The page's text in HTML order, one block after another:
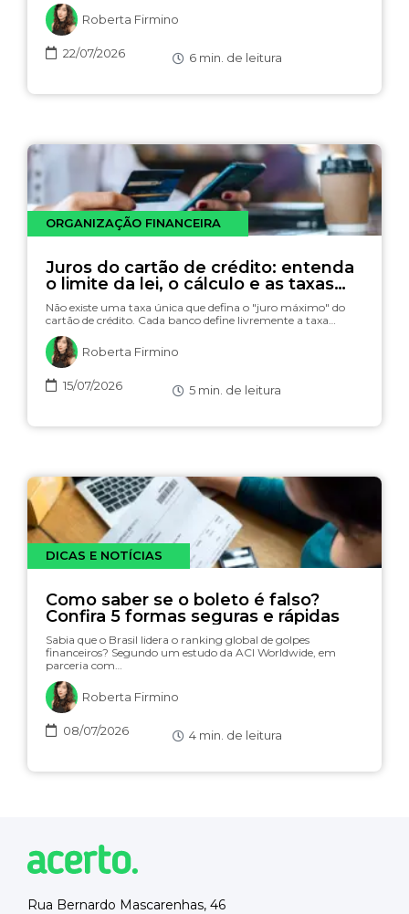
Roberta Firmino
22/07/2026 6 min. de leitura
ORGANIZAÇÃO FINANCEIRA
Juros do cartão de crédito: entenda
o limite da lei, o cálculo e as taxas
(com simulador)
Não existe uma taxa única que defina o "juro máximo" do
cartão de crédito. Cada banco define livremente a taxa…
Roberta Firmino
15/07/2026 5 min. de leitura
DICAS E NOTÍCIAS
Como saber se o boleto é falso?
Confira 5 formas seguras e rápidas
Sabia que o Brasil lidera o ranking global de golpes
financeiros? Segundo um estudo da ACI Worldwide, em
parceria com…
Roberta Firmino
08/07/2026 4 min. de leitura
Rua Bernardo Mascarenhas, 46